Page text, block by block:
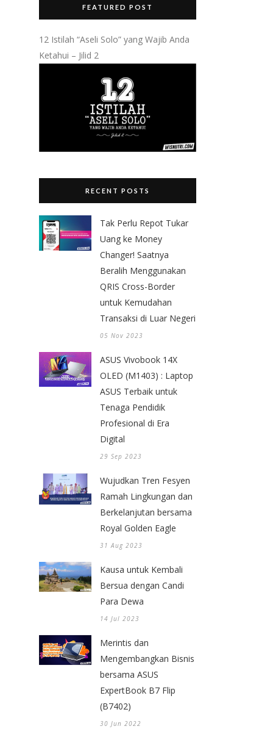
FEATURED POST
12 Istilah “Aseli Solo” yang Wajib Anda
Ketahui – Jilid 2
RECENT POSTS
Tak Perlu Repot Tukar
Uang ke Money
Changer! Saatnya
Beralih Menggunakan
QRIS Cross-Border
untuk Kemudahan
Transaksi di Luar Negeri
05 Nov 2023
ASUS Vivobook 14X
OLED (M1403) : Laptop
ASUS Terbaik untuk
Tenaga Pendidik
Profesional di Era
Digital
29 Sep 2023
Wujudkan Tren Fesyen
Ramah Lingkungan dan
Berkelanjutan bersama
Royal Golden Eagle
31 Aug 2023
Kausa untuk Kembali
Bersua dengan Candi
Para Dewa
14 Jul 2023
Merintis dan
Mengembangkan Bisnis
bersama ASUS
ExpertBook B7 Flip
(B7402)
30 Jun 2022